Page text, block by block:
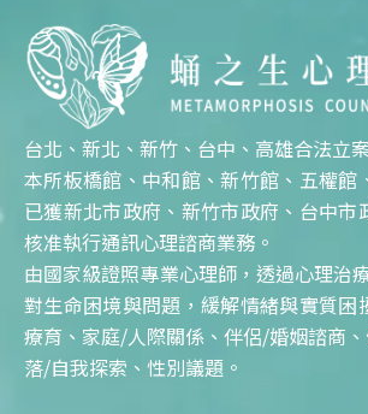
台北、新北、新竹、台中、高雄合法立
本所板橋館、中和館、新竹館、五權館
已獲新北市政府、新竹市政府、台中市
核准執行通訊心理諮商業務。
由國家級證照專業心理師，透過心理治
對生命困境與問題，緩解情緒與實質困
療育、家庭/人際關係、伴侶/婚姻諮商
落/自我探索、性別議題。